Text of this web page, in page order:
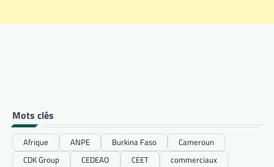
Mots clés
Afrique ANPE Burkina Faso
Cameroun
CDK Group
CEDEAO CEET
commerciaux